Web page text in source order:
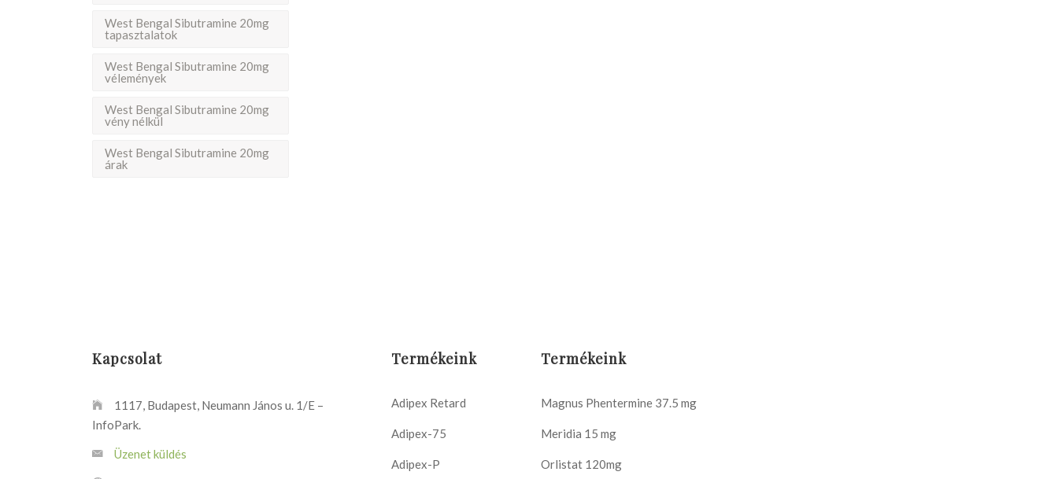
West Bengal Sibutramine 20mg
tapasztalatok
West Bengal Sibutramine 20mg
vélemények
West Bengal Sibutramine 20mg
vény nélkül
West Bengal Sibutramine 20mg
árak
Kapcsolat
1117, Budapest, Neumann János u. 1/E –
InfoPark.
Üzenet küldés
Termékeink
Adipex Retard
Adipex-75
Adipex-P
Termékeink
Magnus Phentermine 37.5 mg
Meridia 15 mg
Orlistat 120mg